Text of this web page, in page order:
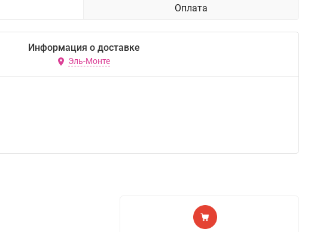
Оплата
Информация о доставке
Эль-Монте